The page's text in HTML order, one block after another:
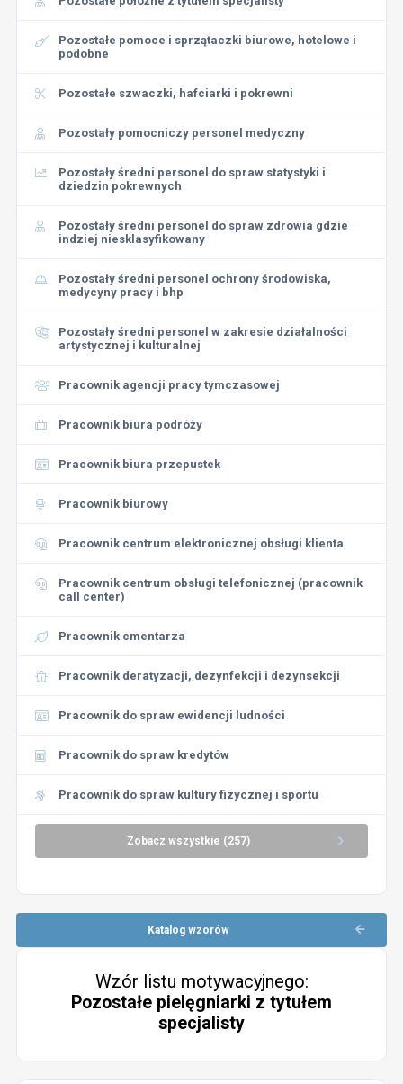
Pozostałe pomoce i sprzątaczki biurowe, hotelowe i
podobne
Pozostałe szwaczki, hafciarki i pokrewni
Pozostały pomocniczy personel medyczny
Pozostały średni personel do spraw statystyki i
dziedzin pokrewnych
Pozostały średni personel do spraw zdrowia gdzie
indziej niesklasyfikowany
Pozostały średni personel ochrony środowiska,
medycyny pracy i bhp
Pozostały średni personel w zakresie działalności
artystycznej i kulturalnej
Pracownik agencji pracy tymczasowej
Pracownik biura podróży
Pracownik biura przepustek
Pracownik biurowy
Pracownik centrum elektronicznej obsługi klienta
Pracownik centrum obsługi telefonicznej (pracownik
call center)
Pracownik cmentarza
Pracownik deratyzacji, dezynfekcji i dezynsekcji
Pracownik do spraw ewidencji ludności
Pracownik do spraw kredytów
Pracownik do spraw kultury fizycznej i sportu
Zobacz wszystkie (257)
Katalog wzorów
Wzór listu motywacyjnego:
Pozostałe pielęgniarki z tytułem
specjalisty